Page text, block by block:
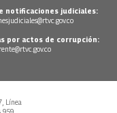
notificaciones judiciales:
por actos de corrupción:
Línea